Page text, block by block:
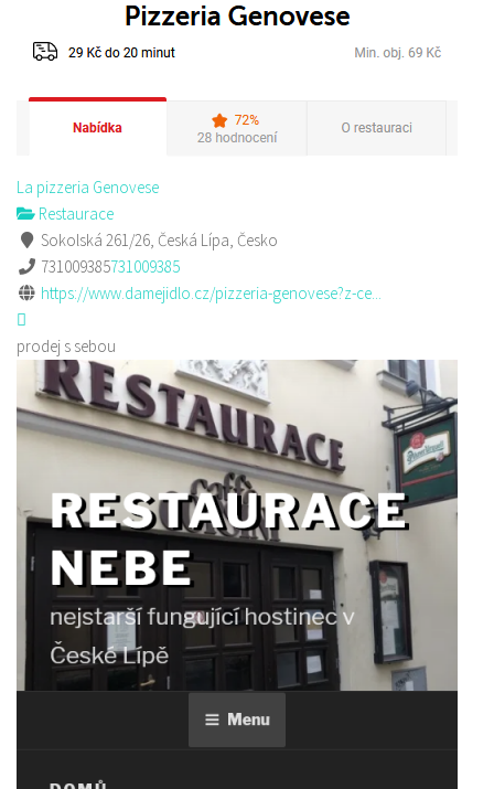
La pizzeria Genovese
Restaurace
Sokolská 261/26, Česká Lípa, Česko
731009385731009385
https://www.damejidlo.cz/pizzeria-genovese?z-ce...
prodej s sebou